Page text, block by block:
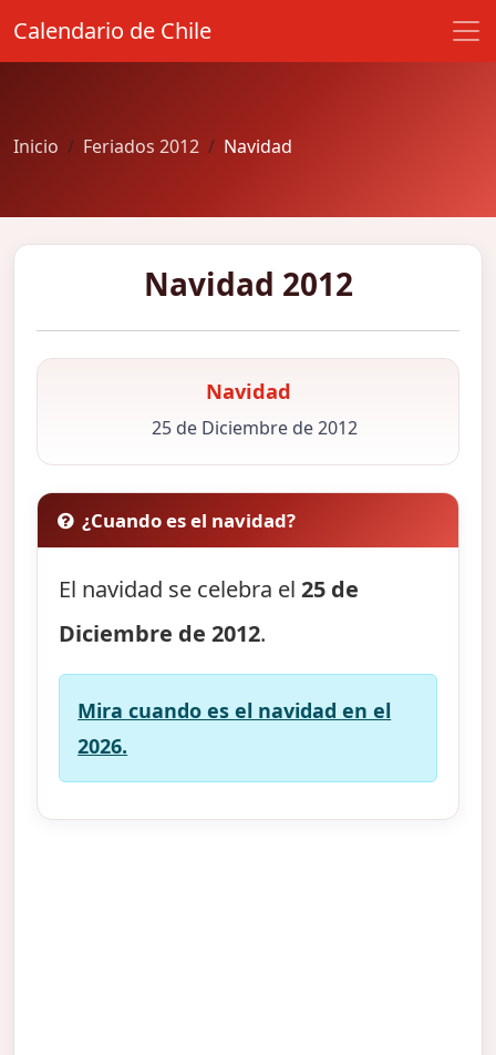
Calendario de Chile
Inicio Feriados 2012 Navidad
Navidad 2012
Navidad
25 de Diciembre de 2012
¿Cuando es el navidad?
El navidad se celebra el25 de
Diciembre de 2012.
Mira cuando es el navidad en el
2026.